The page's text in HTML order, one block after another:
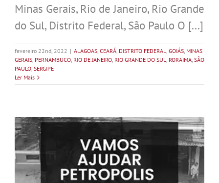
Minas Gerais, Rio de Janeiro, Rio Grande
do Sul, Distrito Federal, São Paulo O [...]
fevereiro 22nd, 2022 | ALAGOAS, CEARÁ, DISTRITO FEDERAL, GOIÁS, MINAS
GERAIS, PERNAMBUCO, RIO DE JANEIRO, RIO GRANDE DO SUL, RORAIMA, SÃO
PAULO, SERGIPE
Ler Mais